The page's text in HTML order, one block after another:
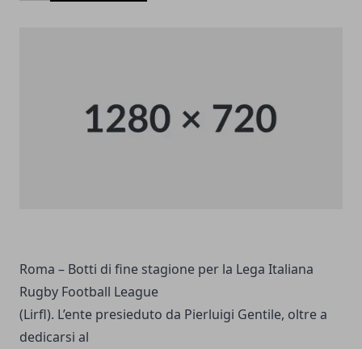
Roma – Botti di fine stagione per la Lega Italiana
Rugby Football League
(Lirfl). L’ente presieduto da Pierluigi Gentile, oltre a
dedicarsi al